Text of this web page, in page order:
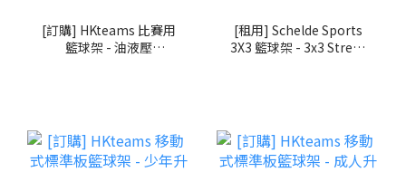
[訂購] HKteams 比賽用
籃球架 - 油液壓
[租用] Schelde Sports
3X3 籃球架 - 3x3 Street